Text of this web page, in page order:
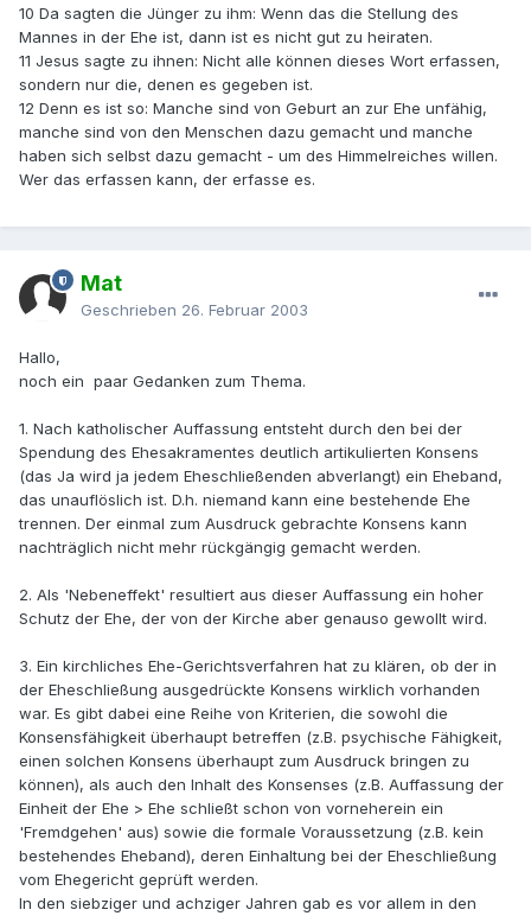
10 Da sagten die Jünger zu ihm: Wenn das die Stellung des
Mannes in der Ehe ist, dann ist es nicht gut zu heiraten.
11 Jesus sagte zu ihnen: Nicht alle können dieses Wort erfassen,
sondern nur die, denen es gegeben ist.
12 Denn es ist so: Manche sind von Geburt an zur Ehe unfähig,
manche sind von den Menschen dazu gemacht und manche
haben sich selbst dazu gemacht - um des Himmelreiches willen.
Wer das erfassen kann, der erfasse es.
Mat
Geschrieben 26. Februar 2003
Hallo,
noch ein paar Gedanken zum Thema.
1. Nach katholischer Auffassung entsteht durch den bei der
Spendung des Ehesakramentes deutlich artikulierten Konsens
(das Ja wird ja jedem Eheschließenden abverlangt) ein Eheband,
das unauflöslich ist. D.h. niemand kann eine bestehende Ehe
trennen. Der einmal zum Ausdruck gebrachte Konsens kann
nachträglich nicht mehr rückgängig gemacht werden.
2. Als 'Nebeneffekt' resultiert aus dieser Auffassung ein hoher
Schutz der Ehe, der von der Kirche aber genauso gewollt wird.
3. Ein kirchliches Ehe-Gerichtsverfahren hat zu klären, ob der in
der Eheschließung ausgedrückte Konsens wirklich vorhanden
war. Es gibt dabei eine Reihe von Kriterien, die sowohl die
Konsensfähigkeit überhaupt betreffen (z.B. psychische Fähigkeit,
einen solchen Konsens überhaupt zum Ausdruck bringen zu
können), als auch den Inhalt des Konsenses (z.B. Auffassung der
Einheit der Ehe > Ehe schließt schon von vorneherein ein
'Fremdgehen' aus) sowie die formale Voraussetzung (z.B. kein
bestehendes Eheband), deren Einhaltung bei der Eheschließung
vom Ehegericht geprüft werden.
In den siebziger und achziger Jahren gab es vor allem in den